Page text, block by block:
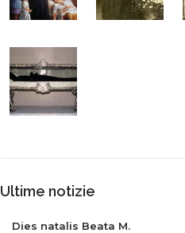
Ultime notizie
Dies natalis Beata M.